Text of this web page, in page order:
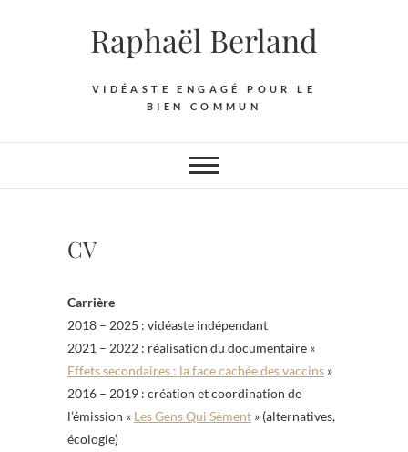
Raphaël Berland
VIDÉASTE ENGAGÉ POUR LE
BIEN COMMUN
CV
Carrière
2018 – 2025 : vidéaste indépendant
2021 – 2022 : réalisation du documentaire «
Effets secondaires : la face cachée des vaccins »
2016 – 2019 : création et coordination de
l’émission « Les Gens Qui Sèment » (alternatives,
écologie)